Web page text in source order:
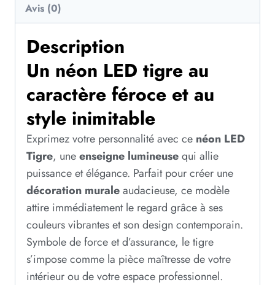
Avis (0)
Description
Un néon LED tigre au
caractère féroce et au
style inimitable
Exprimez votre personnalité avec ce néon LED
Tigre, uneenseigne lumineusequi allie
puissance et élégance. Parfait pour créer une
décoration muraleaudacieuse, ce modèle
attire immédiatement le regard grâce à ses
couleurs vibrantes et son design contemporain.
Symbole de force et d’assurance, le tigre
s’impose comme la pièce maîtresse de votre
intérieur ou de votre espace professionnel.